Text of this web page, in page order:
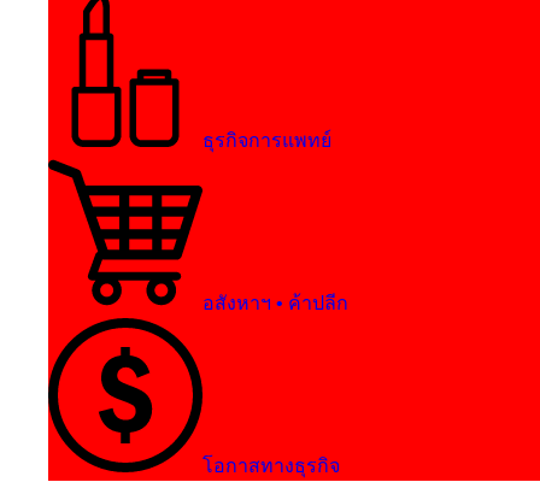
ธุรกิจการแพทย์
อสังหาฯ • ค้าปลีก
โอกาสทางธุรกิจ